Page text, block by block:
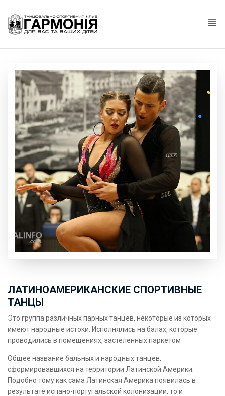
ЛАТИНОАМЕРИКАНСКИЕ СПОРТИВНЫЕ
ТАНЦЫ
Это группа различных парных танцев, некоторые из которых
имеют народные истоки. Исполнялись на балах, которые
проводились в помещениях, застеленных паркетом
Общее название бальных и народных танцев,
сформировавшихся на территории Латинской Америки.
Подобно тому как сама Латинская Америка появилась в
результате испано-португальской колонизации, то и